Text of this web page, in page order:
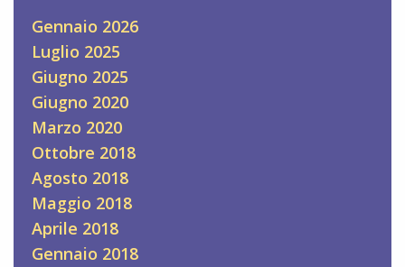
Gennaio 2026
Luglio 2025
Giugno 2025
Giugno 2020
Marzo 2020
Ottobre 2018
Agosto 2018
Maggio 2018
Aprile 2018
Gennaio 2018